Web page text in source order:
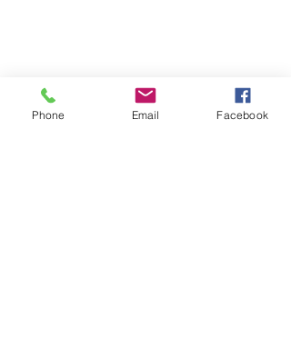
Phone Email Facebook